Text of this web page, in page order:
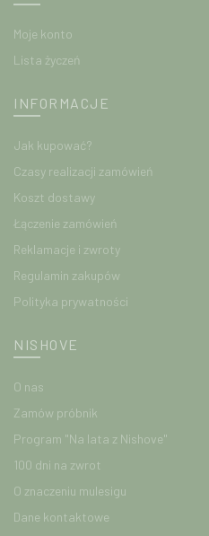
Moje konto
Lista życzeń
INFORMACJE
Jak kupować?
Czasy realizacji zamówień
Koszt dostawy
Łączenie zamówień
Reklamacje i zwroty
Regulamin zakupów
Polityka prywatności
NISHOVE
O nas
Zamów próbnik
Program "Na lata z Nishove"
100 dni na zwrot
O znaczeniu mulesigu
Dane kontaktowe